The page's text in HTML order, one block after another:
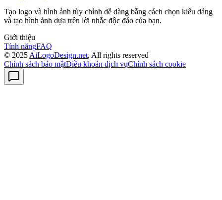
Tạo logo và hình ảnh tùy chỉnh dễ dàng bằng cách chọn kiểu dáng
và tạo hình ảnh dựa trên lời nhắc độc đáo của bạn.
Giới thiệu
Tính năngFAQ
© 2025AiLogoDesign.net, All rights reserved
Chính sách bảo mậtĐiều khoản dịch vụChính sách cookie